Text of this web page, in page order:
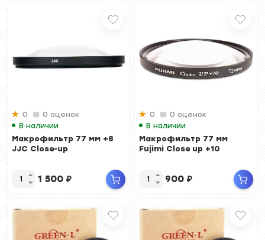
0
0 оценок
В наличии
Макрофильтр 77 мм +8
JJC Close-up
1 500 ₽
0
0 оценок
В наличии
Макрофильтр 77 мм
Fujimi Close up +10
900 ₽